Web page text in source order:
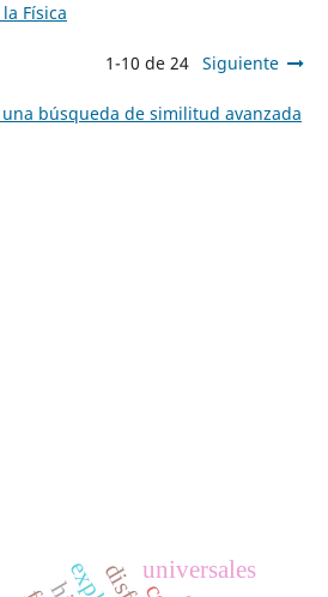
Física
1-10 de 24 Siguiente
búsqueda de similitud avanzada
universales